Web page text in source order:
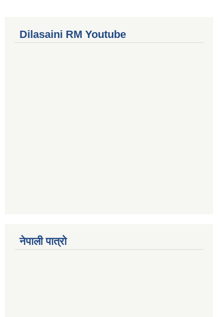
Dilasaini RM Youtube
नेपाली पात्रो